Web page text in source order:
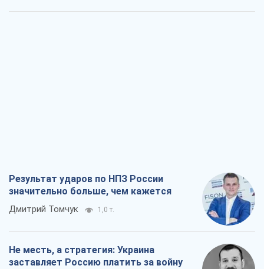
Результат ударов по НПЗ России
значительно больше, чем кажется
Дмитрий Томчук 1,0 т.
Не месть, а стратегия: Украина
заставляет Россию платить за войну